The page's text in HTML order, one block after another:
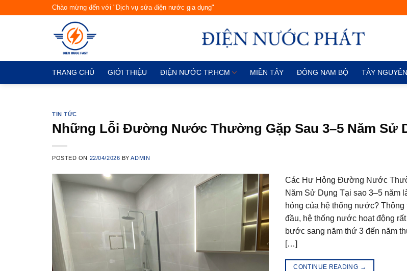
Chào mừng đến với "Dịch vụ sửa điện nước gia dụng"
TRANG CHỦ GIỚI THIỆU ĐIỆN NƯỚC TP.HCM MIỀN TÂY ĐÔNG NAM BỘ TÂY NGUYÊN
TIN TỨC
Những Lỗi Đường Nước Thường Gặp Sau 3–5 Năm Sử
POSTED ON 22/04/2026 BYADMIN
Các Hư Hỏng Đường Nước
Năm Sử Dụng Tại sao 3–5 năm
hỏng của hệ thống nước?
đầu, hệ thống nước hoạt động
bước sang năm thứ 3 đến năm
[…]
CONTINUE READING →